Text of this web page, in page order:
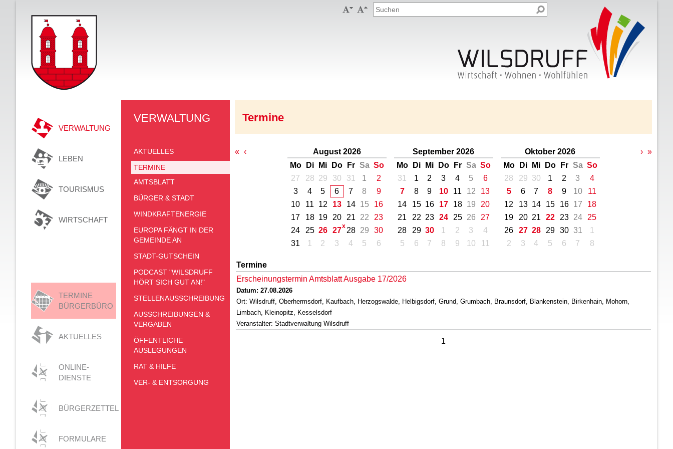
 
VERWALTUNG
LEBEN
TOURISMUS
WIRTSCHAFT
TERMINE
BÜRGERBÜRO
AKTUELLES
ONLINE-
DIENSTE
BÜRGERZETTEL
FORMULARE
VERWALTUNG
AKTUELLES
TERMINE
AMTSBLATT
BÜRGER & STADT
WINDKRAFTENERGIE
EUROPA FÄNGT IN DER
GEMEINDE AN
STADT-GUTSCHEIN
PODCAST "WILSDRUFF
HÖRT SICH GUT AN!"
STELLENAUSSCHREIBUNG
AUSSCHREIBUNGEN &
VERGABEN
ÖFFENTLICHE
AUSLEGUNGEN
RAT & HILFE
VER- & ENTSORGUNG
Termine
« ‹
August 2026
Mo
Di Mi Do Fr Sa So
27
28 29 30 31 1
2
3
4 5 6 7 8
9
10
11 12 13 14 15
16
17
18 19 20 21 22
23
24
25 26 27 28 29
30
31
1 2 3 4 5 6
September 2026
Mo
Di Mi Do Fr Sa So
31
1 2 3 4 5
6
7
8 9 10 11 12
13
14
15 16 17 18 19
20
21
22 23 24 25 26
27
28
29 30 1 2 3
4
5
6 7 8 9 10 11
Oktober 2026
Mo
Di Mi Do Fr Sa So
28
29 30 1 2 3
4
5
6 7 8 9 10
11
12
13 14 15 16 17
18
19
20 21 22 23 24
25
26
27 28 29 30 31
1
2
3 4 5 6 7 8
› »
Termine
Erscheinungstermin Amtsblatt Ausgabe 17/2026
Datum: 27.08.2026
Ort: Wilsdruff, Oberhermsdorf, Kaufbach, Herzogswalde, Helbigsdorf, Grund, Grumbach, Braunsdorf, Blankenstein, Birkenhain, Mohorn,
Limbach, Kleinopitz, Kesselsdorf
Veranstalter: Stadtverwaltung Wilsdruff
1